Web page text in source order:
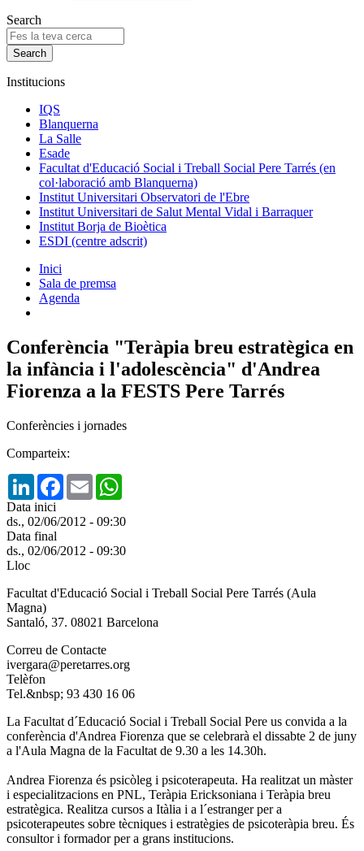
Search
Institucions
IQS
Blanquerna
La Salle
Esade
Facultat d'Educació Social i Treball Social Pere Tarrés (en
col·laboració amb Blanquerna)
Institut Universitari Observatori de l'Ebre
Institut Universitari de Salut Mental Vidal i Barraquer
Institut Borja de Bioètica
ESDI (centre adscrit)
Inici
Sala de premsa
Agenda
Conferència "Teràpia breu estratègica en
la infància i l'adolescència" d'Andrea
Fiorenza a la FESTS Pere Tarrés
Conferències i jornades
Comparteix:
LinkedInFacebook
Email
Data inici
ds., 02/06/2012 - 09:30
Data final
ds., 02/06/2012 - 09:30
Lloc
Facultat d'Educació Social i Treball Social Pere Tarrés (Aula
Magna)
Santaló, 37. 08021 Barcelona
Correu de Contacte
ivergara@peretarres.org
Telèfon
Tel.&nbsp; 93 430 16 06
La Facultat d´Educació Social i Treball Social Pere us convida a la
conferència d'Andrea Fiorenza que se celebrarà el dissabte 2 de juny
a l'Aula Magna de la Facultat de 9.30 a les 14.30h.
Andrea Fiorenza és psicòleg i psicoterapeuta. Ha realitzat un màster
i especialitzacions en PNL, Teràpia Ericksoniana i Teràpia breu
estratègica. Realitza cursos a Itàlia i a l´estranger per a
psicoterapeutes sobre tècniques i estratègies de psicoteràpia breu. És
consultor i formador per a grans institucions.